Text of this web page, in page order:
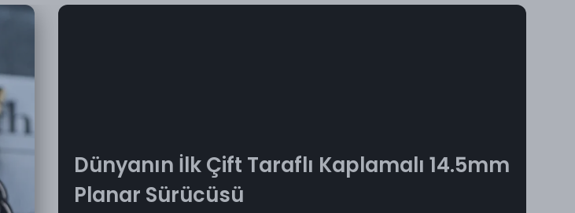
Dünyanın İlk Çift Taraflı Kaplamalı 14.5mm
Planar Sürücüsü